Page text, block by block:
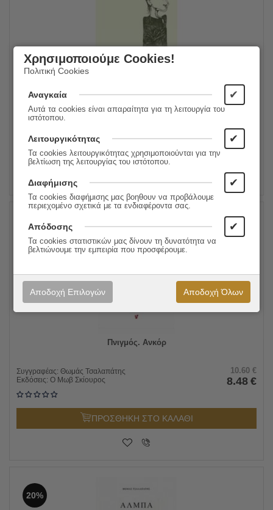
Συγγραφέας:Θωμάς Τσαλαπάτης
Εκδόσεις:Εκάτη
10.00
ΠΡΟΣΘΗΚΗ ΣΤΟ ΚΑΛΑΘΙ
20%
Πνιγμός. Ανκόρ
Συγγραφέας: Θωμάς Τσαλαπάτης
Εκδόσεις: Ο Μωβ Σκίουρος
10.60 €
8.48 €
ΠΡΟΣΘΗΚΗ ΣΤΟ ΚΑΛΑΘΙ
20%
Χρησιμοποιούμε Cookies!
Πολιτική Cookies
Αναγκαία ✔
Αυτά τα cookies είναι απαραίτητα για τη λειτουργία του
ιστότοπου.
Λειτουργικότητας ✔
Τα cookies λειτουργικότητας χρησιμοποιούνται για την
βελτίωση της λειτουργίας του ιστότοπου.
Διαφήμισης ✔
Τα cookies διαφήμισης μας βοηθουν να προβάλουμε
περιεχομένο σχετικά με τα ενδιαφέροντα σας.
Απόδοσης ✔
Τα cookies στατιστικών μας δίνουν τη δυνατότητα να
βελτιώνουμε την εμπειρία που προσφέρουμε.
Αποδοχή Επιλογών Αποδοχή Όλων